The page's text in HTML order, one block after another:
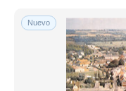
Nuevo